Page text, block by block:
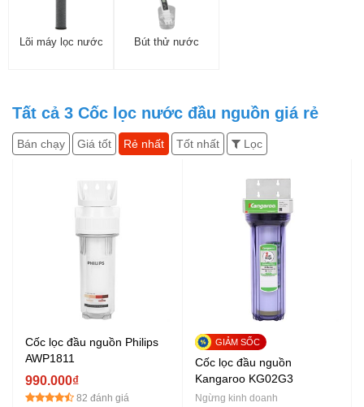
Lõi máy lọc nước Bút thử nước
Tất cả 3 Cốc lọc nước đầu nguồn giá rẻ
Bán chạy Giá tốt Rẻ nhất Tốt nhất Lọc
Cốc lọc đầu nguồn Philips
AWP1811
990.000₫
82 đánh giá
Cốc lọc đầu nguồn
Kangaroo KG02G3
Ngừng kinh doanh